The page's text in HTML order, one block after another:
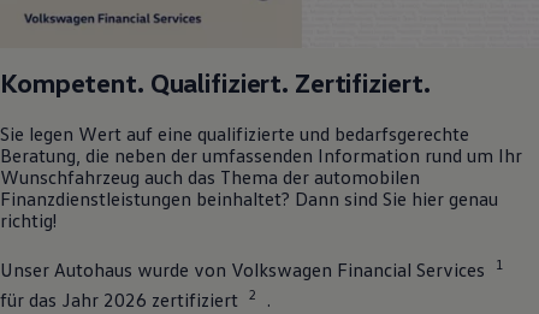
Kompetent. Qualifiziert. Zertifiziert.
Sie legen Wert auf eine qualifizierte und bedarfsgerechte
Beratung, die neben der umfassenden Information rund um Ihr
Wunschfahrzeug auch das Thema der automobilen
Finanzdienstleistungen beinhaltet? Dann sind Sie hier genau
richtig!
Unser Autohaus wurde von Volkswagen Financial Services 1
für das Jahr 2026 zertifiziert 2
.